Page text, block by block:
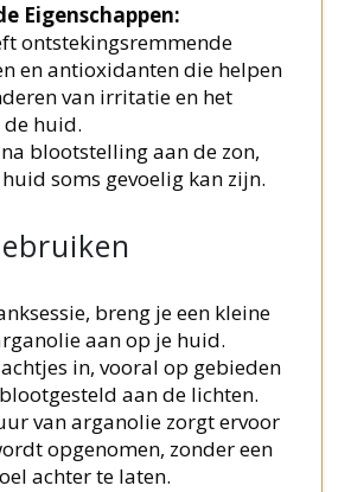
Eigenschappen:
ontstekingsremmende
en antioxidanten die helpen
van irritatie en het
huid.
blootstelling aan de zon,
soms gevoelig kan zijn.
breng je een kleine
aan op je huid.
in, vooral op gebieden
aan de lichten.
van arganolie zorgt ervoor
opgenomen, zonder een
achter te laten.